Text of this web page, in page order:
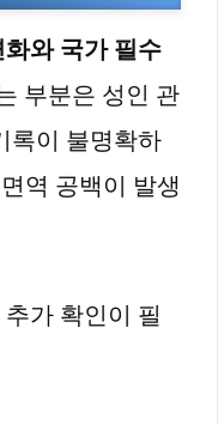
와 국가 필수
부분은 성인 관
록이 불명확하
역 공백이 발생
가 확인이 필